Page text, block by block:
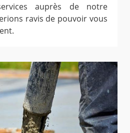
auprès de notre
ravis de pouvoir vous